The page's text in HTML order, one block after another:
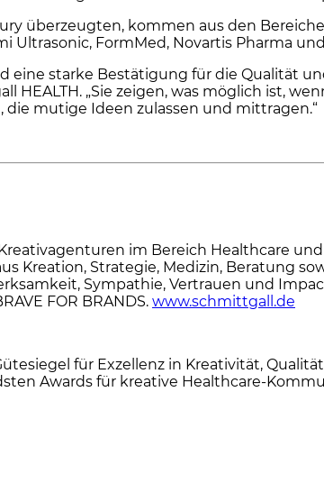
überzeugten, kommen aus den
Ultrasonic, FormMed, Novartis Pharma
eine starke Bestätigung für die Qualität
HEALTH. „Sie zeigen, was möglich ist,
mutige Ideen zulassen und mittragen.“
im Bereich Healthcare
Kreation, Strategie, Medizin, Beratung
Sympathie, Vertrauen und
FOR BRANDS. www.schmittgall.de
für Exzellenz in Kreativität,
Awards für kreative Healthcare-